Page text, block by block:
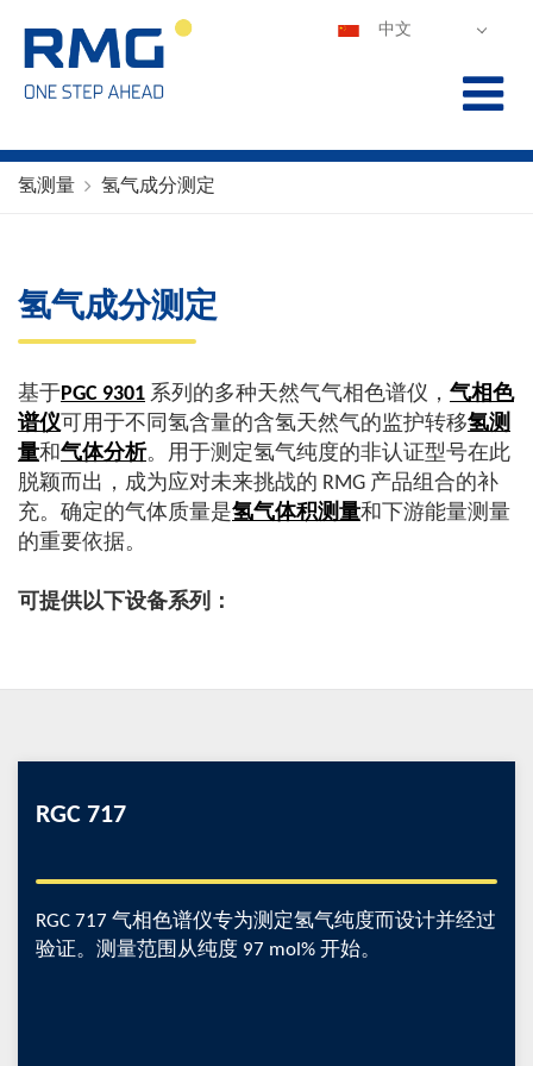
中文
氢测量 氢气成分测定
氢气成分测定
基于PGC 9301 系列的多种天然气气相色谱仪， 气相色
谱仪可用于不同氢含量的含氢天然气的监护转移氢测
量和气体分析。用于测定氢气纯度的非认证型号在此
脱颖而出，成为应对未来挑战的 RMG 产品组合的补
充。确定的气体质量是氢气体积测量和下游能量测量
的重要依据。
可提供以下设备系列：
RGC 717
RGC 717 气相色谱仪专为测定氢气纯度而设计并经过
验证。测量范围从纯度 97 mol% 开始。